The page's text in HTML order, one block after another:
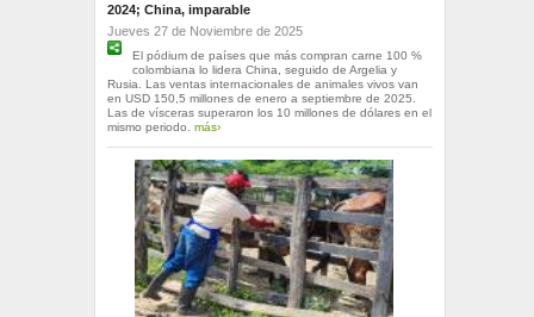
2024; China, imparable
Jueves 27 de Noviembre de 2025
El pódium de países que más compran carne 100 %
colombiana lo lidera China, seguido de Argelia y
Rusia. Las ventas internacionales de animales vivos van
en USD 150,5 millones de enero a septiembre de 2025.
Las de vísceras superaron los 10 millones de dólares en el
mismo periodo. más›